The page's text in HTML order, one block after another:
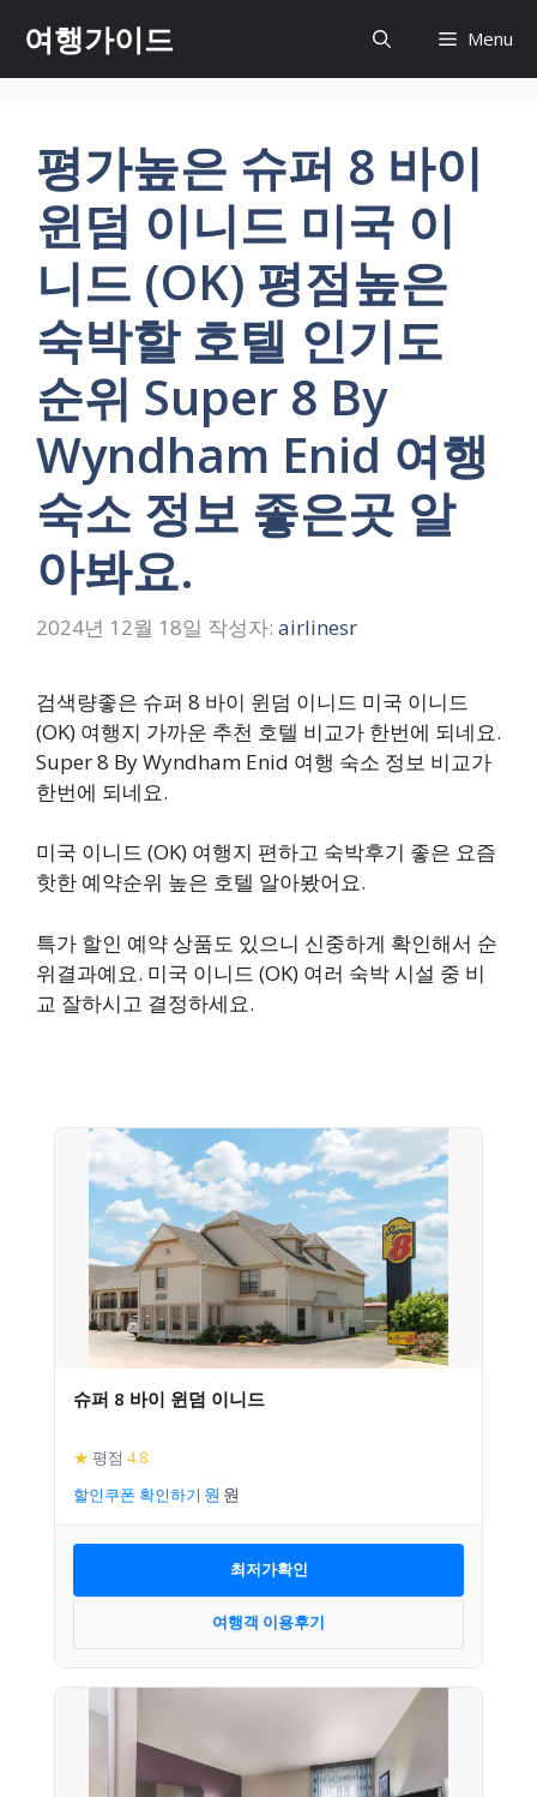
츠
여행가이드 Menu
평가높은 슈퍼 8 바이
윈덤 이니드 미국 이
니드 (OK) 평점높은
숙박할 호텔 인기도
순위 Super 8 By
Wyndham Enid 여행
숙소 정보 좋은곳 알
아봐요.
2024년 12월 18일 작성자: airlinesr
검색량좋은 슈퍼 8 바이 윈덤 이니드 미국 이니드
(OK) 여행지 가까운 추천 호텔 비교가 한번에 되네요.
Super 8 By Wyndham Enid 여행 숙소 정보 비교가
한번에 되네요.
미국 이니드 (OK) 여행지 편하고 숙박후기 좋은 요즘
핫한 예약순위 높은 호텔 알아봤어요.
특가 할인 예약 상품도 있으니 신중하게 확인해서 순
위결과예요. 미국 이니드 (OK) 여러 숙박 시설 중 비
교 잘하시고 결정하세요.
슈퍼 8 바이 윈덤 이니드
★ 평점 4.8
할인쿠폰 확인하기
최저가확인
여행객 이용후기